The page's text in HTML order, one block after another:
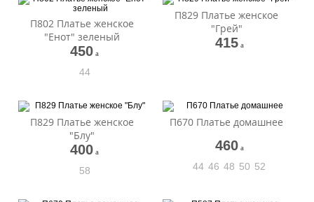
П802 Платье женское
"Енот" зеленый
450 a
44
П829 Платье женское
"Грей"
415 a
П829 Платье женское
"Блу"
400 a
58
П670 Платье домашнее
460 a
44 46 48 50 52